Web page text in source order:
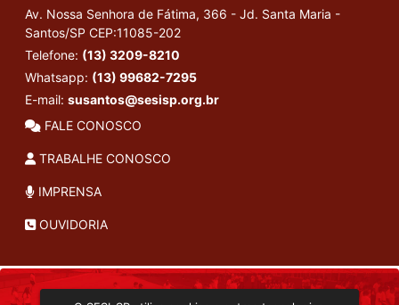
Av. Nossa Senhora de Fátima, 366 - Jd. Santa Maria -
Santos/SP CEP:11085-202
Telefone: (13) 3209-8210
Whatsapp: (13) 99682-7295
E-mail: susantos@sesisp.org.br
FALE CONOSCO
TRABALHE CONOSCO
IMPRENSA
OUVIDORIA